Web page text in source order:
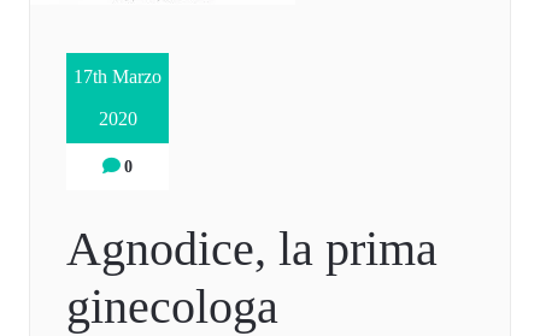
17th Marzo
2020
0
Agnodice, la prima
ginecologa